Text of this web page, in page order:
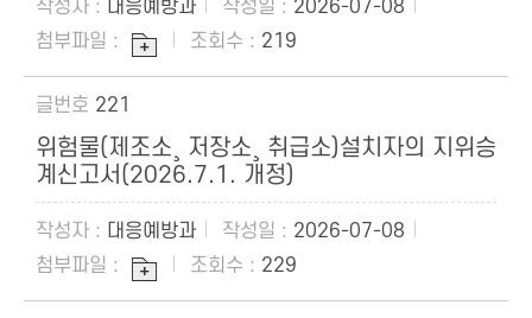
대응예방과
2026-07-08
219
221
위험물(제조소¸ 저장소¸ 취급소)설치자의 지위승
계신고서(2026.7.1. 개정)
대응예방과
2026-07-08
229